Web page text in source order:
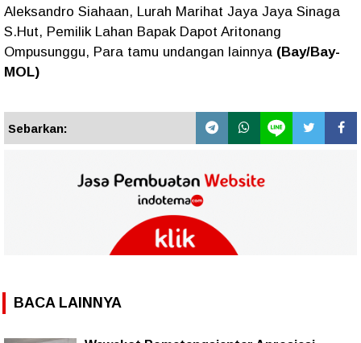
Aleksandro Siahaan, Lurah Marihat Jaya Jaya Sinaga
S.Hut, Pemilik Lahan Bapak Dapot Aritonang
Ompusunggu, Para tamu undangan lainnya (Bay/Bay-
MOL)
Sebarkan:
BACA LAINNYA